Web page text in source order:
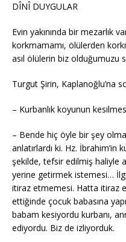
DÎNÎ DUYGULAR
Evin yakınında bir mezarlık
korkmamamı, ölülerden
asıl ölülerin biz olduğumuzu
Turgut Şirin, Kaplanoğlu’na
– Kurbanlık koyunun
– Bende hiç öyle bir şey
anlatırlardı ki. Hz. İbrahim’in
şekilde, tefsir edilmiş haliyle
yerine getirmek istemesi…
itiraz etmemesi. Hatta itiraz
ettiğinde çocuk babasına
babam kesiyordu kurbanı,
ediyordu. Biz de izliyorduk.